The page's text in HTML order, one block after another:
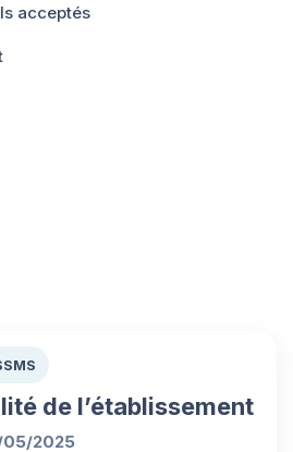
acceptés
de l’établissement
05/2025